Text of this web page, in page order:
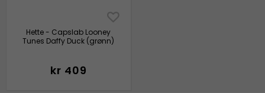
Hette - Capslab Looney
Tunes Daffy Duck (grønn)
kr 409